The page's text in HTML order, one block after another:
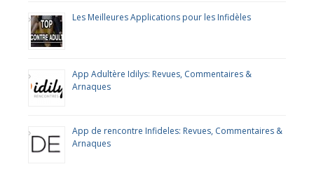
Les Meilleures Applications pour les Infidèles
App Adultère Idilys: Revues, Commentaires &
Arnaques
App de rencontre Infideles: Revues, Commentaires &
Arnaques